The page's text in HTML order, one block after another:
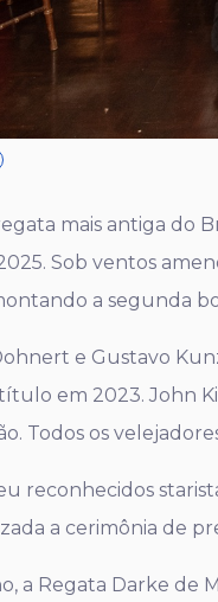
mais antiga do
Sob ventos
a segunda
e Gustavo
em 2023. John
Todos os
reconhecidos
a cerimônia de
a Regata Darke de